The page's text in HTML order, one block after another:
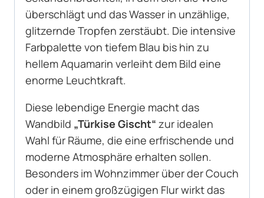
überschlägt und das Wasser in unzählige,
glitzernde Tropfen zerstäubt. Die intensive
Farbpalette von tiefem Blau bis hin zu
hellem Aquamarin verleiht dem Bild eine
enorme Leuchtkraft.
Diese lebendige Energie macht das
Wandbild „Türkise Gischt“ zur idealen
Wahl für Räume, die eine erfrischende und
moderne Atmosphäre erhalten sollen.
Besonders im Wohnzimmer über der Couch
oder in einem großzügigen Flur wirkt das